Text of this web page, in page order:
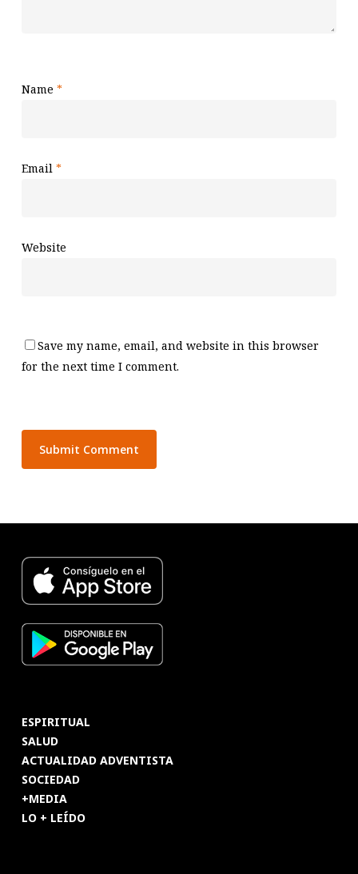
Name *
Email *
Website
Save my name, email, and website in this browser
for the next time I comment.
ESPIRITUAL
SALUD
ACTUALIDAD ADVENTISTA
SOCIEDAD
+MEDIA
LO + LEÍDO